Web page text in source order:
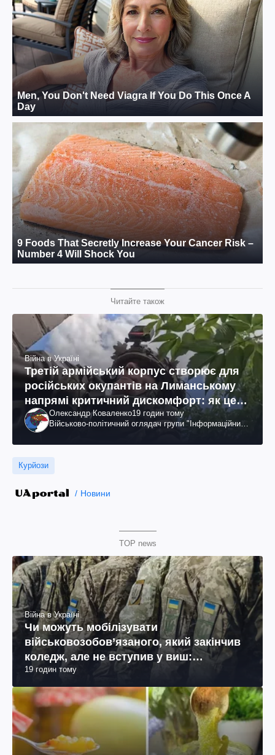
Читайте також
Війна в Україні
Третій армійський корпус створює для
російських окупантів на Лиманському
напрямі критичний дискомфорт: як це
вдалосяОлександр Коваленко19 годин тому
Військово-політичний оглядач групи "Інформаційний
Курйози
Новини
TOP news
Війна в Україні
Чи можуть мобілізувати
військовозобов’язаного, який закінчив
коледж, але не вступив у виш:
пояснення юриста
19 годин тому